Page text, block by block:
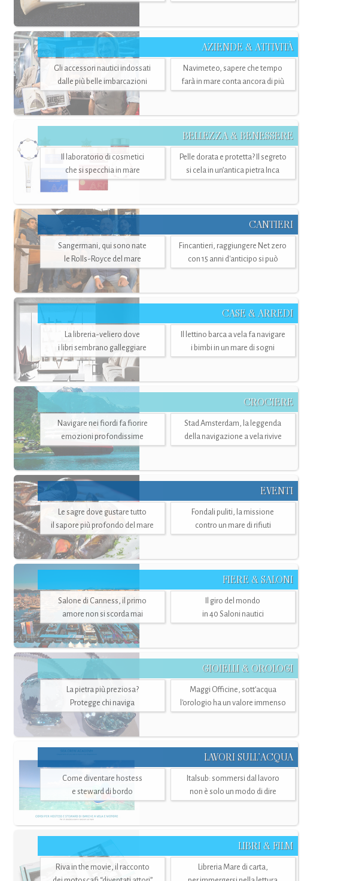
AZIENDE & ATTIVITÀ
Gli accessori nautici indossati
dalle più belle imbarcazioni
Navimeteo, sapere che tempo
farà in mare conta ancora di più
BELLEZZA & BENESSERE
Il laboratorio di cosmetici
che si specchia in mare
Pelle dorata e protetta? Il segreto
si cela in un’antica pietra Inca
CANTIERI
Sangermani, qui sono nate
le Rolls-Royce del mare
Fincantieri, raggiungere Net zero
con 15 anni d'anticipo si può
CASE & ARREDI
La libreria-veliero dove
i libri sembrano galleggiare
Il lettino barca a vela fa navigare
i bimbi in un mare di sogni
CROCIERE
Navigare nei fiordi fa fiorire
emozioni profondissime
Stad Amsterdam, la leggenda
della navigazione a vela rivive
EVENTI
Le sagre dove gustare tutto
il sapore più profondo del mare
Fondali puliti, la missione
contro un mare di rifiuti
FIERE & SALONI
Salone di Canness, il primo
amore non si scorda mai
Il giro del mondo
in 40 Saloni nautici
GIOIELLI & OROLOGI
La pietra più preziosa?
Protegge chi naviga
Maggi Officine, sott’acqua
l'orologio ha un valore immenso
LAVORI SULL’ACQUA
Come diventare hostess
e steward di bordo
Italsub: sommersi dal lavoro
non è solo un modo di dire
LIBRI & FILM
Riva in the movie, il racconto
Libreria Mare di carta,